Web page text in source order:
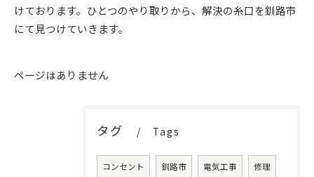
けております。ひとつのやり取りから、解決の糸口を釧路市
にて見つけていきます。
ページはありません
タグ Tags
コンセント 釧路市 電気工事 修理